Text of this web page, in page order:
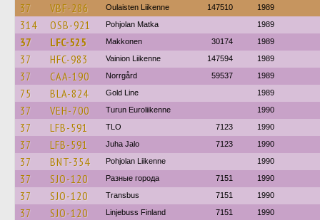
37 VBF-286 Oulaisten Liikenne 147510 1989
314 OSB-921 Pohjolan Matka 1989
37 LFC-525 Makkonen 30174 1989
37 HFC-983 Vainion Liikenne 147594 1989
37 CAA-190 Norrgård 59537 1989
75 BLA-824 Gold Line 1989
37 VEH-700 Turun Euroliikenne 1990
37 LFB-591 TLO 7123 1990
37 LFB-591 Juha Jalo 7123 1990
37 BNT-354 Pohjolan Liikenne 1990
37 SJO-120 Разные города 7151 1990
37 SJO-120 Transbus 7151 1990
37 SJO-120 Linjebuss Finland 7151 1990